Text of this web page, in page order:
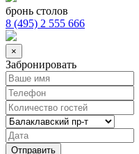
бронь столов
8 (495) 2 555 666
×
Забронировать